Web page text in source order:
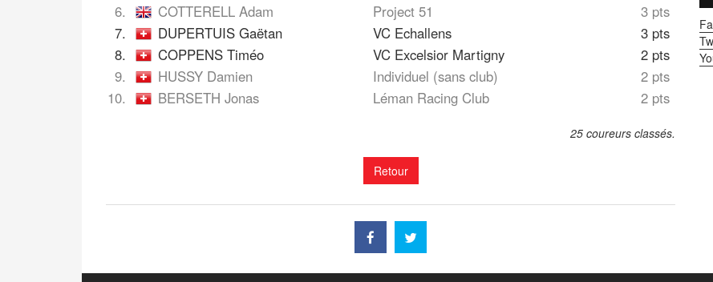
6.
COTTERELL Adam Project 51
3 pts
7.
DUPERTUIS Gaëtan VC Echallens
3 pts
8.
COPPENS Timéo VC Excelsior Martigny
2 pts
9.
HUSSY Damien Individuel (sans club)
2 pts
10.
BERSETH Jonas Léman Racing Club 2 pts
25 coureurs classés.
Retour